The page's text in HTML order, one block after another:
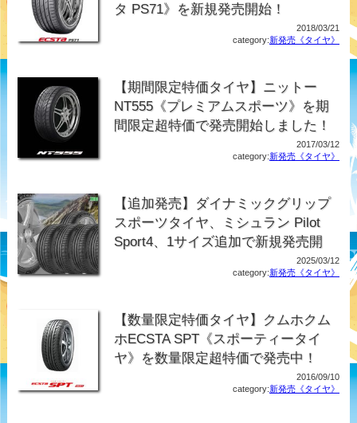
タ PS71》を新規発売開始！
2018/03/21
category:新発売《タイヤ》
【期間限定特価タイヤ】ニットー
NT555《プレミアムスポーツ》を期
間限定超特価で発売開始しました！
2017/03/12
category:新発売《タイヤ》
【追加発売】ダイナミックグリップ
スポーツタイヤ、ミシュラン Pilot
Sport4、1サイズ追加で新規発売開
2025/03/12
category:新発売《タイヤ》
【数量限定特価タイヤ】クムホクム
ホECSTA SPT《スポーティータイ
ヤ》を数量限定超特価で発売中！
2016/09/10
category:新発売《タイヤ》